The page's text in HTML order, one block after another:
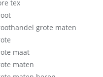
tex
grote maten
maat
maten